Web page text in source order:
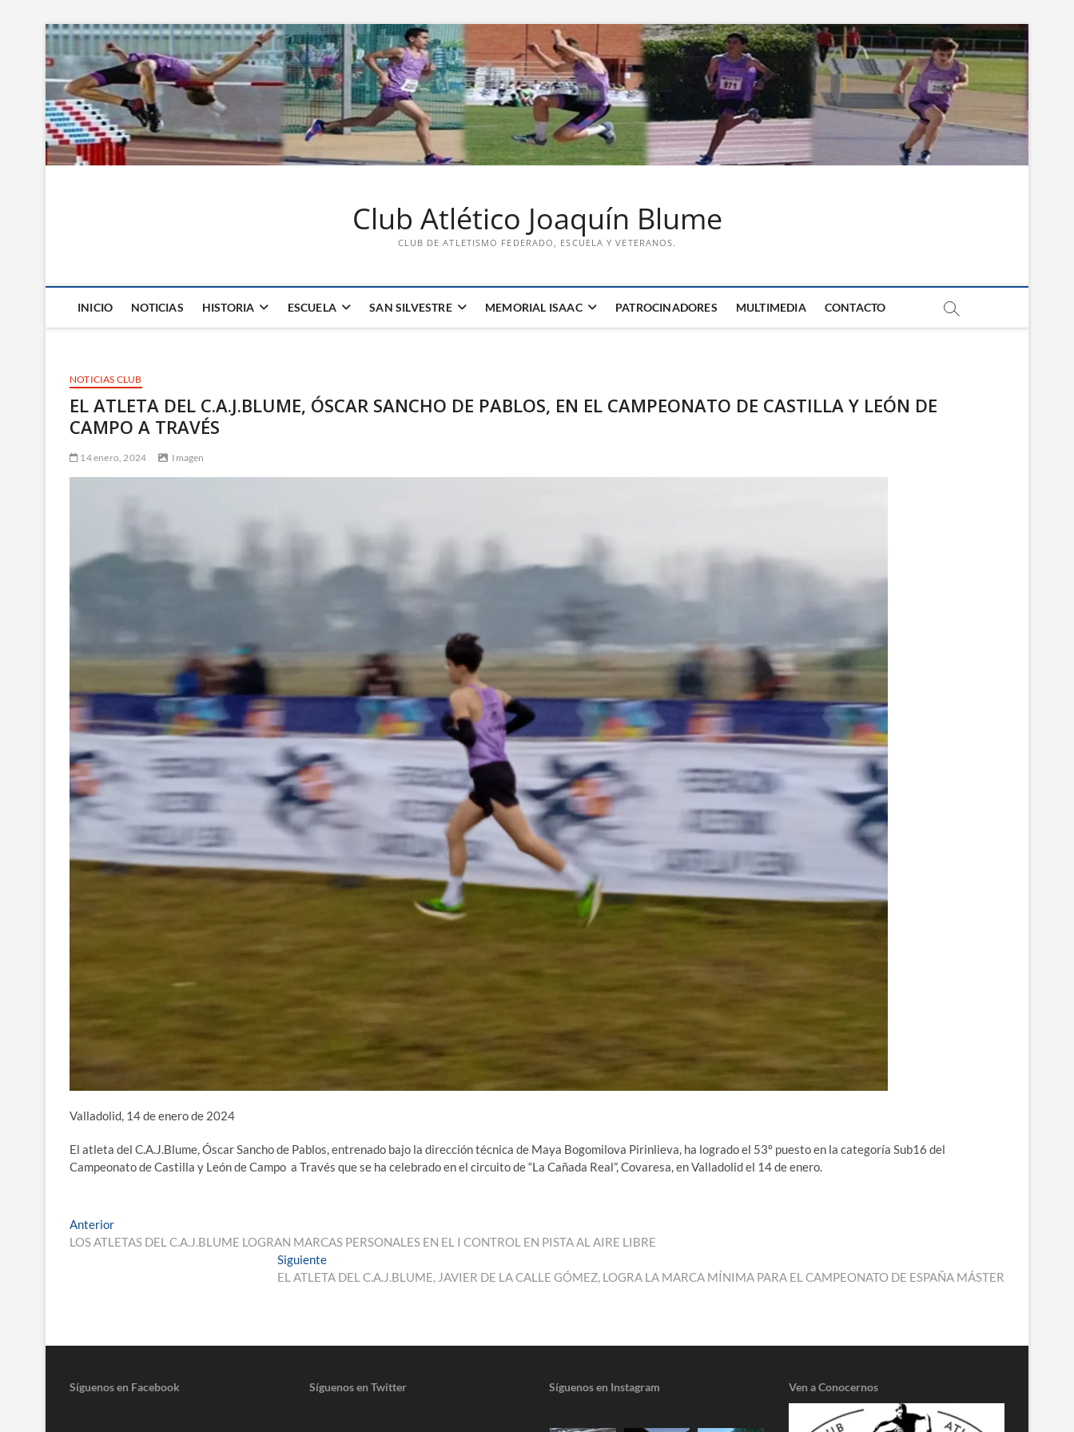
Saltar
contenido
Club Atlético Joaquín Blume
CLUB DE ATLETISMO FEDERADO, ESCUELA Y VETERANOS.
INICIO NOTICIAS HISTORIA ESCUELA SAN SILVESTRE MEMORIAL ISAAC PATROCINADORES MULTIMEDIA CONTACTO
NOTICIAS CLUB
EL ATLETA DEL C.A.J.BLUME, ÓSCAR SANCHO DE PABLOS, EN EL CAMPEONATO DE CASTILLA Y LEÓN DE
CAMPO A TRAVÉS
14 enero, 2024 Imagen
Valladolid, 14 de enero de 2024
El atleta del C.A.J.Blume, Óscar Sancho de Pablos, entrenado bajo la dirección técnica de Maya Bogomilova Pirinlieva, ha logrado el 53º puesto en la categoría Sub16 del
Campeonato de Castilla y León de Campo a Través que se ha celebrado en el circuito de “La Cañada Real”, Covaresa, en Valladolid el 14 de enero.
Navegación
de
AnteriorEntrada
anterior:
LOS ATLETAS DEL C.A.J.BLUME LOGRAN MARCAS PERSONALES EN EL I CONTROL EN PISTA AL AIRE LIBRE
SiguienteEntrada
siguiente:
EL ATLETA DEL C.A.J.BLUME, JAVIER DE LA CALLE GÓMEZ, LOGRA LA MARCA MÍNIMA PARA EL CAMPEONATO DE ESPAÑA MÁSTER
Síguenos en Facebook Síguenos en Twitter Síguenos en Instagram Ven a Conocernos